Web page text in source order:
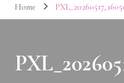
Votre
Home